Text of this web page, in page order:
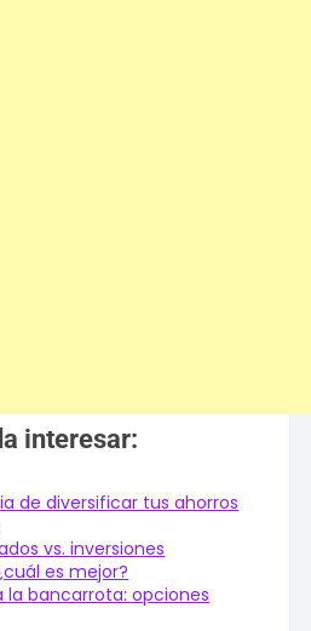
interesar:
de diversificar tus ahorros
vs. inversiones
es mejor?
la bancarrota: opciones